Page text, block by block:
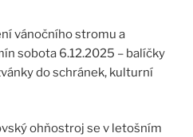
vánočního stromu a
sobota 6.12.2025 – balíčky
do schránek, kulturní
ohňostroj se v letošním